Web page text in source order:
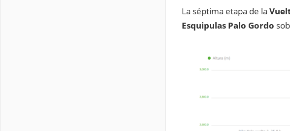
La séptima etapa de la
Esquipulas Palo Gordo